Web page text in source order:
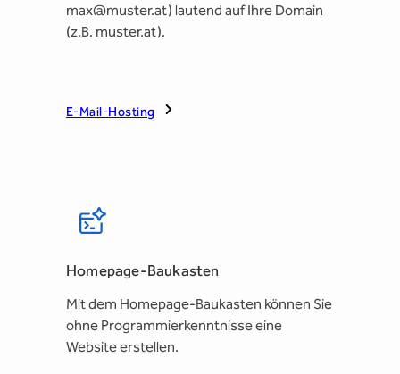
max@muster.at) lautend auf Ihre Domain
(z.B. muster.at).
E-Mail-Hosting
Homepage-Baukasten
Mit dem Homepage-Baukasten können Sie
ohne Programmierkenntnisse eine
Website erstellen.